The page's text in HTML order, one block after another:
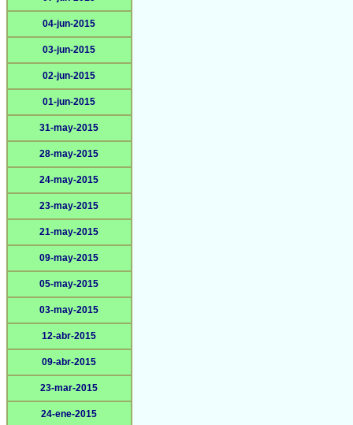
04-jun-2015
03-jun-2015
02-jun-2015
01-jun-2015
31-may-2015
28-may-2015
24-may-2015
23-may-2015
21-may-2015
09-may-2015
05-may-2015
03-may-2015
12-abr-2015
09-abr-2015
23-mar-2015
24-ene-2015